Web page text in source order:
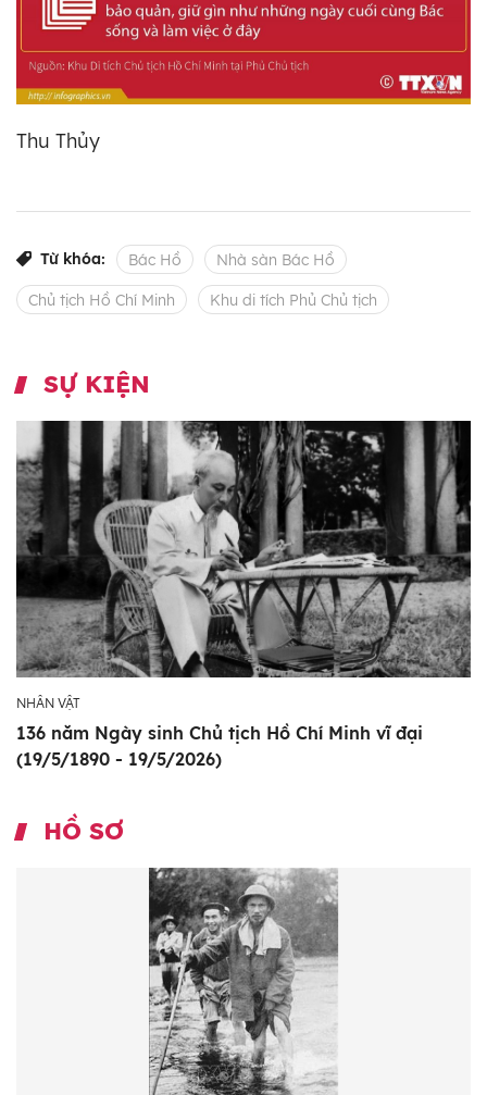
Thu Thủy
Từ khóa: Bác Hồ Nhà sàn Bác Hồ
Chủ tịch Hồ Chí Minh Khu di tích Phủ Chủ tịch
SỰ KIỆN
NHÂN VẬT
136 năm Ngày sinh Chủ tịch Hồ Chí Minh vĩ đại
(19/5/1890 - 19/5/2026)
HỒ SƠ